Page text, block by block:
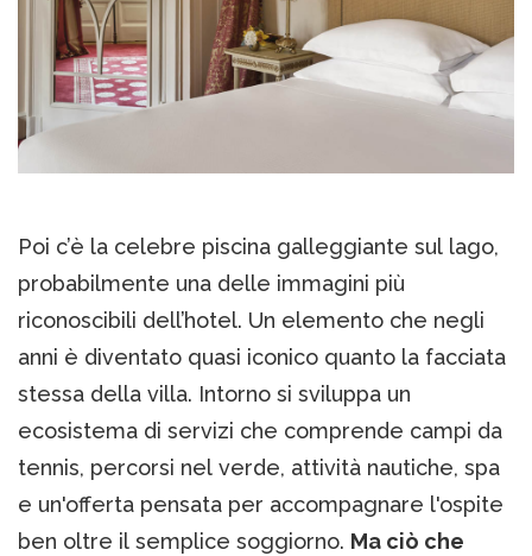
Poi c’è la celebre piscina galleggiante sul lago,
probabilmente una delle immagini più
riconoscibili dell’hotel. Un elemento che negli
anni è diventato quasi iconico quanto la facciata
stessa della villa. Intorno si sviluppa un
ecosistema di servizi che comprende campi da
tennis, percorsi nel verde, attività nautiche, spa
e un'offerta pensata per accompagnare l'ospite
ben oltre il semplice soggiorno. Ma ciò che